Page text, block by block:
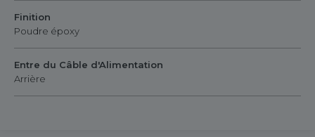
Finition
Poudre époxy
Entre du Câble d'Alimentation
Arrière